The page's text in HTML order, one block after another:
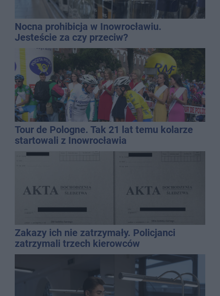
Nocna prohibicja w Inowrocławiu.
Jesteście za czy przeciw?
Tour de Pologne. Tak 21 lat temu kolarze
startowali z Inowrocławia
Zakazy ich nie zatrzymały. Policjanci
zatrzymali trzech kierowców